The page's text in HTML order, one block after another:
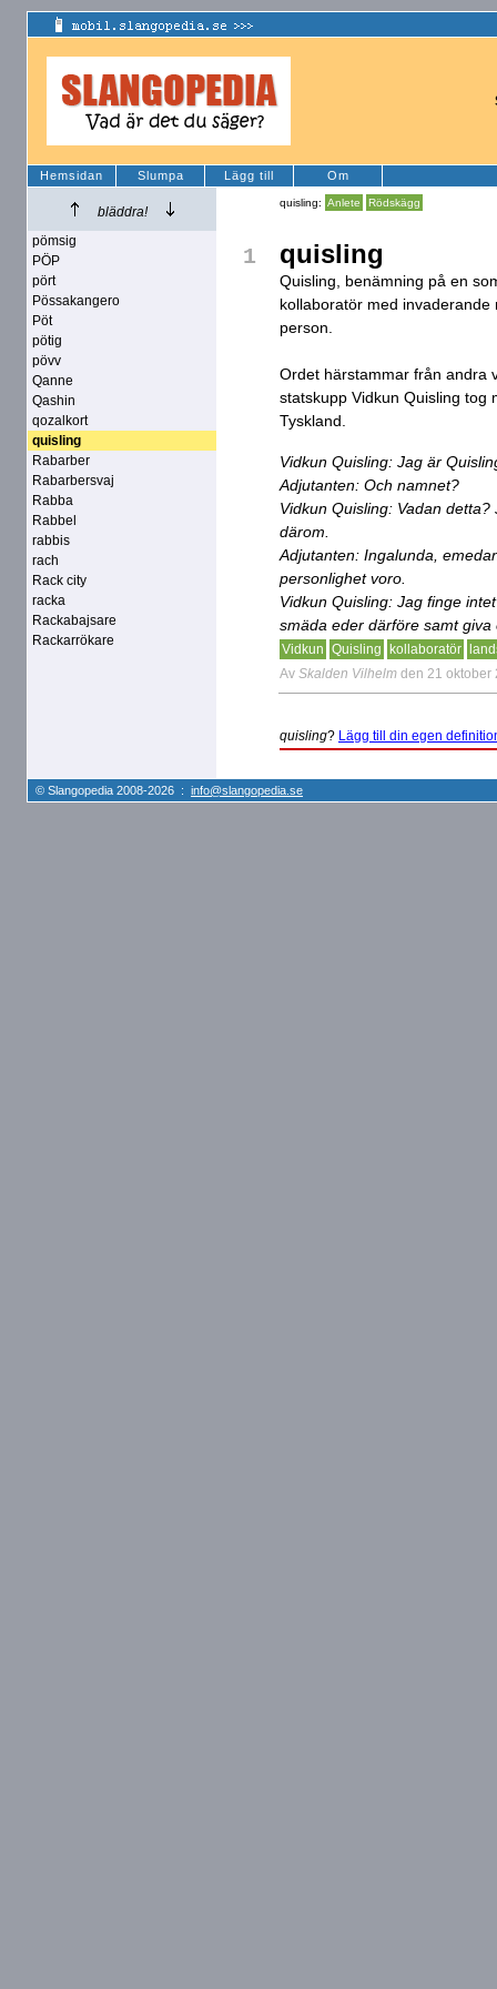
Hemsidan Slumpa Lägg till Om
bläddra!
pömsig
PÖP
pört
Pössakangero
Pöt
pötig
pövv
Qanne
Qashin
qozalkort
quisling
Rabarber
Rabarbersvaj
Rabba
Rabbel
rabbis
rach
Rack city
racka
Rackabajsare
Rackarrökare
quisling: Anlete Rödskägg
1 quisling
Quisling, benämning på en
kollaboratör med
person.
Ordet härstammar från andra
statskupp Vidkun Quisling tog
Tyskland.
Vidkun Quisling: Jag är
Adjutanten: Och namnet?
Vidkun Quisling: Vadan
därom.
Adjutanten: Ingalunda,
personlighet voro.
Vidkun Quisling: Jag finge
smäda eder därföre samt
Vidkun Quisling kollaboratör
Av Skalden Vilhelm den 21 oktober
quisling? Lägg till din egen
© Slangopedia 2008-2026 : info@slangopedia.se